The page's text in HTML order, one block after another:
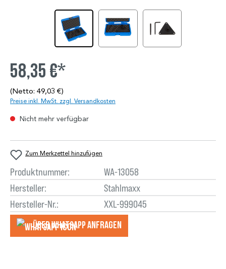
58,35 €*
(Netto: 49,03 €)
Preise inkl. MwSt. zzgl. Versandkosten
Nicht mehr verfügbar
Zum Merkzettel hinzufügen
Produktnummer:
WA-13058
Hersteller:
Stahlmaxx
Hersteller-Nr.:
XXL-999045
Über WhatsApp anfragеn